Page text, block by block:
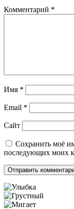
Комментарий *
Имя *
Email *
Сайт
Сохранить моё
последующих моих